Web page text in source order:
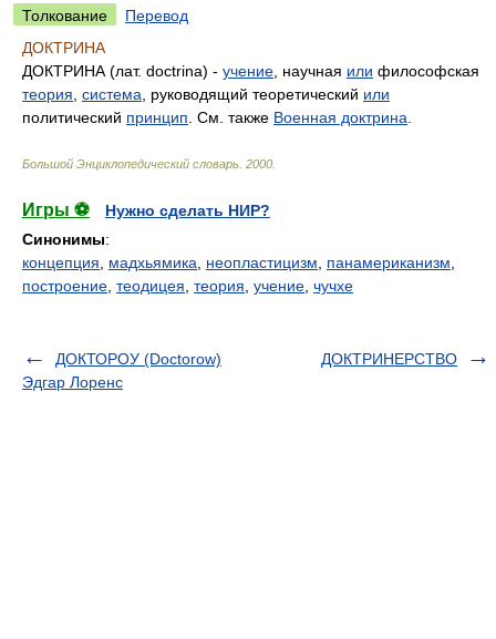
Толкование
Перевод
ДОКТРИНА
ДОКТРИНА (лат. doctrina) - учение , научная или философская
теория система , руководящий теоретический или
политический принцип . См. также Военная доктрина
Большой Энциклопедический словарь 2000
Игры ⚽
Нужно сделать НИР?
Синонимы:
концепция
мадхьямика неопластицизм панамериканизм
построение теодицея теория учение чучхе
ДОКТОРОУ (Doctorow)
Эдгар Лоренс
ДОКТРИНЕРСТВО